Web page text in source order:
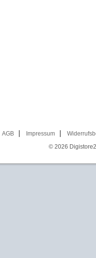
AGB Impressum
© 2026